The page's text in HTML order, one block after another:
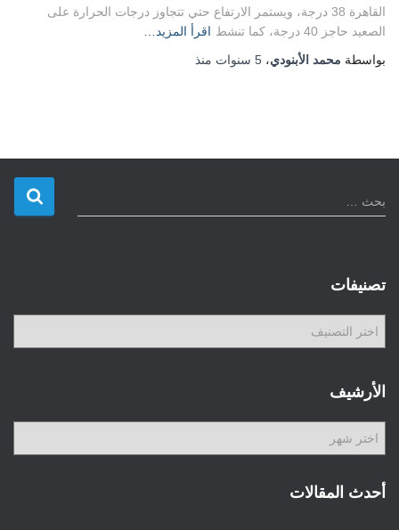
القاهرة 38 درجة، ويستمر الارتفاع حتي تتجاوز درجات الحرارة على
الصعيد حاجز 40 درجة، كما تنشط
اقرأ المزيد…
بواسطة محمد الأبنودي، 5 سنوات منذ
ل
ع
ن
بحث …
تصنيفات
ي
ف
ا
ت
الأرشيف
رأحدث المقالات